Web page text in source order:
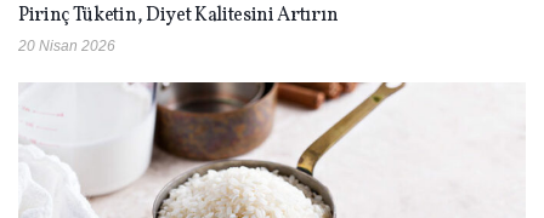
Pirinç Tüketin, Diyet Kalitesini Artırın
20 Nisan 2026